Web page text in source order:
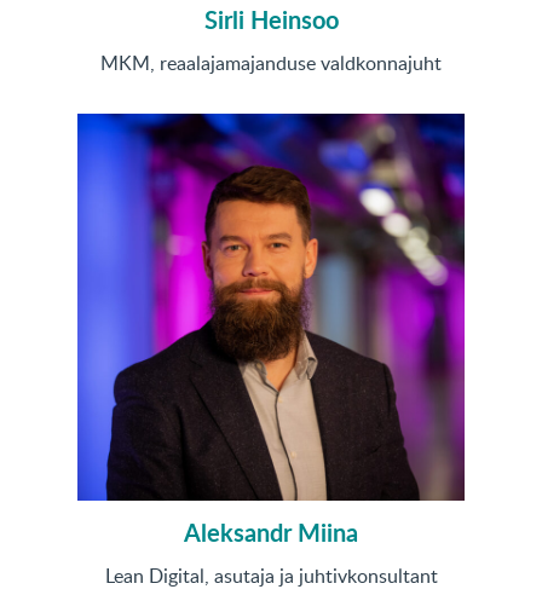
Sirli Heinsoo
MKM, reaalajamajanduse valdkonnajuht
Aleksandr Miina
Lean Digital, asutaja ja juhtivkonsultant